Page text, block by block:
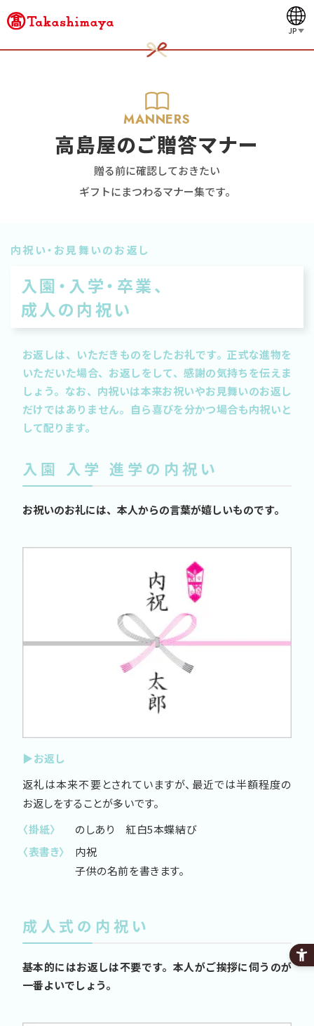
JP
MANNERS
高島屋のご贈答マナー
贈る前に確認しておきたい
ギフトにまつわるマナー集です。
内祝い・お見舞いのお返し
入園・入学・卒業、
成人の内祝い
お返しは、いただきものをしたお礼です。正式な進物を
いただいた場合、お返しをして、感謝の気持ちを伝えま
しょう。なお、内祝いは本来お祝いやお見舞いのお返し
だけではありません。自ら喜びを分かつ場合も内祝いと
して配ります。
入園 入学 進学の内祝い
お祝いのお礼には、本人からの言葉が嬉しいものです。
▶お返し
返礼は本来不要とされていますが、最近では半額程度の
お返しをすることが多いです。
〈掛紙〉
のしあり 紅白5本蝶結び
〈表書き〉
内祝
子供の名前を書きます。
成人式の内祝い
基本的にはお返しは不要です。本人がご挨拶に伺うのが
一番よいでしょう。